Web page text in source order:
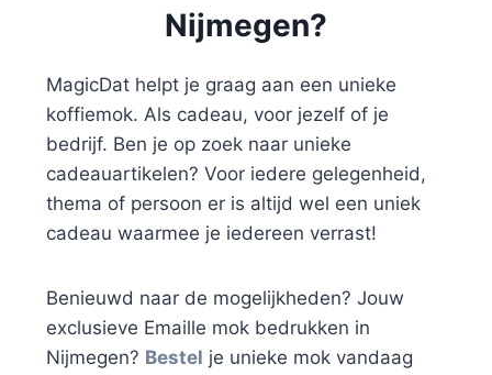
Nijmegen?
MagicDat helpt je graag aan een unieke
koffiemok. Als cadeau, voor jezelf of je
bedrijf. Ben je op zoek naar unieke
cadeauartikelen? Voor iedere gelegenheid,
thema of persoon er is altijd wel een uniek
cadeau waarmee je iedereen verrast!
Benieuwd naar de mogelijkheden? Jouw
exclusieve Emaille mok bedrukken in
Nijmegen? Bestel je unieke mok vandaag